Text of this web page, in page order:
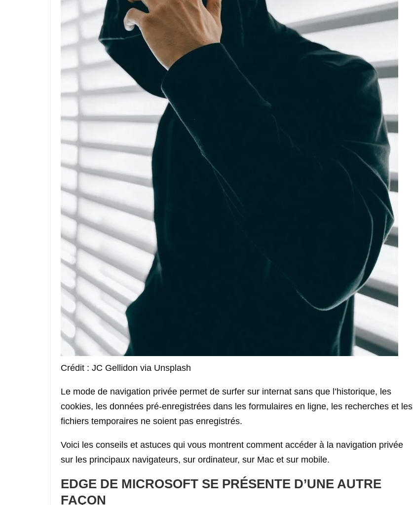
Crédit : JC Gellidon via Unsplash
Le mode de navigation privée permet de surfer sur internat sans que l’historique, les
cookies, les données pré-enregistrées dans les formulaires en ligne, les recherches et les
fichiers temporaires ne soient pas enregistrés.
Voici les conseils et astuces qui vous montrent comment accéder à la navigation privée
sur les principaux navigateurs, sur ordinateur, sur Mac et sur mobile.
EDGE DE MICROSOFT SE PRÉSENTE D’UNE AUTRE
FAÇON